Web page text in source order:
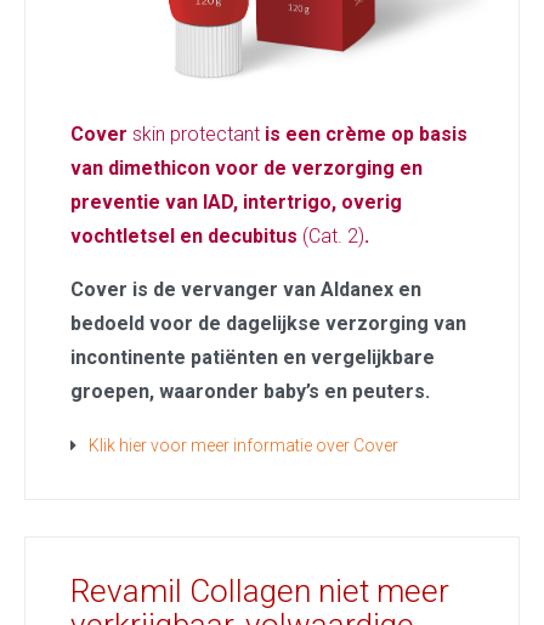
Cover skin protectant is een crème op basis
van dimethicon voor de verzorging en
preventie van IAD, intertrigo, overig
vochtletsel en decubitus (Cat. 2).
Cover is de vervanger van Aldanex en
bedoeld voor de dagelijkse verzorging van
incontinente patiënten en vergelijkbare
groepen, waaronder baby’s en peuters.
Klik hier voor meer informatie over Cover
Revamil Collagen niet meer